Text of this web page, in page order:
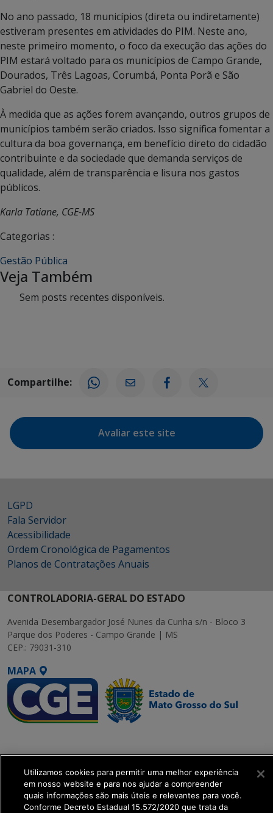
No ano passado, 18 municípios (direta ou indiretamente)
estiveram presentes em atividades do PIM. Neste ano,
neste primeiro momento, o foco da execução das ações do
PIM estará voltado para os municípios de Campo Grande,
Dourados, Três Lagoas, Corumbá, Ponta Porã e São
Gabriel do Oeste.
À medida que as ações forem avançando, outros grupos de
municípios também serão criados. Isso significa fomentar a
cultura da boa governança, em benefício direto do cidadão
contribuinte e da sociedade que demanda serviços de
qualidade, além de transparência e lisura nos gastos
públicos.
Karla Tatiane, CGE-MS
Categorias :
Gestão Pública
Veja Também
Sem posts recentes disponíveis.
Compartilhe:
Avaliar este site
LGPD
Fala Servidor
Acessibilidade
Ordem Cronológica de Pagamentos
Planos de Contratações Anuais
CONTROLADORIA-GERAL DO ESTADO
Avenida Desembargador José Nunes da Cunha s/n - Bloco 3
Parque dos Poderes - Campo Grande | MS
CEP.: 79031-310
MAPA
Executiva de
Transformação Digital
get_footer();
Utilizamos cookies para permitir uma melhor experiência
em nosso website e para nos ajudar a compreender
quais informações são mais úteis e relevantes para você.
Conforme Decreto Estadual 15.572/2020 que trata da